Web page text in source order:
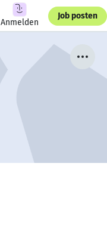
Anmelden
Job posten